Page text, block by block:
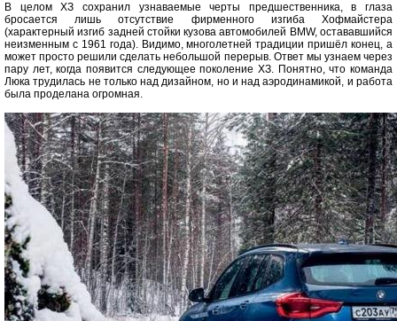
В целом ХЗ сохранил узнаваемые черты предшественника, в глаза
бросается лишь отсутствие фирменного изгиба Хофмайстера
(характерный изгиб задней стойки кузова автомобилей BMW, остававшийся
неизменным с 1961 года). Видимо, многолетней традиции пришёл конец, а
может просто решили сделать небольшой перерыв. Ответ мы узнаем через
пару лет, когда появится следующее поколение ХЗ. Понятно, что команда
Люка трудилась не только над дизайном, но и над аэродинамикой, и работа
была проделана огромная.